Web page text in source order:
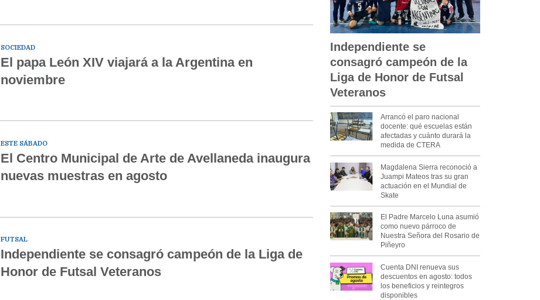
SOCIEDAD
El papa León XIV viajará a la Argentina en
noviembre
ESTE SÁBADO
El Centro Municipal de Arte de Avellaneda inaugura
nuevas muestras en agosto
FUTSAL
Independiente se consagró campeón de la Liga de
Honor de Futsal Veteranos
Independiente se
consagró campeón de la
Liga de Honor de Futsal
Veteranos
Arrancó el paro nacional
docente: qué escuelas están
afectadas y cuánto durará la
medida de CTERA
Magdalena Sierra reconoció a
Juampi Mateos tras su gran
actuación en el Mundial de
Skate
El Padre Marcelo Luna asumió
como nuevo párroco de
Nuestra Señora del Rosario de
Piñeyro
Cuenta DNI renueva sus
descuentos en agosto: todos
los beneficios y reintegros
disponibles